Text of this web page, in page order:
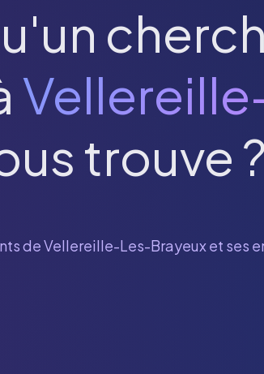
trouve ?
deVellereille-Les-Brayeuxet ses